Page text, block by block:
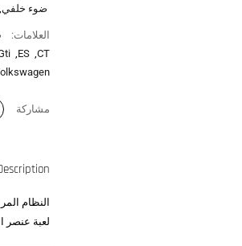
ضوء خلفي,
العلامات:
CT
,
ES
,
مشاركة
لعبة عنصر